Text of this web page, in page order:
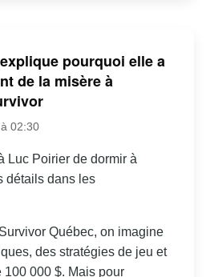
pourquoi elle a
de la misère à
02:30
Luc Poirier de dormir à
détails dans les
Québec, on imagine
des stratégies de jeu et
100 000 $. Mais pour